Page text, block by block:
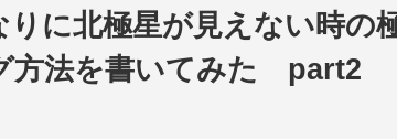
りに北極星が見えない時の
方法を書いてみた part2